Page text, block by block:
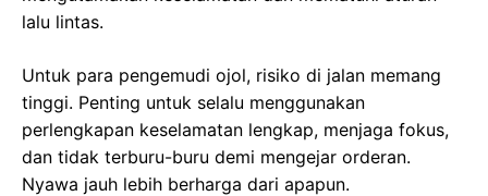
lalu lintas.
Untuk para pengemudi ojol, risiko di jalan memang
tinggi. Penting untuk selalu menggunakan
perlengkapan keselamatan lengkap, menjaga fokus,
dan tidak terburu-buru demi mengejar orderan.
Nyawa jauh lebih berharga dari apapun.